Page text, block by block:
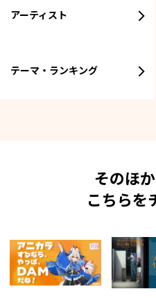
アーティスト
テーマ・ランキング
そのほ
こちらを